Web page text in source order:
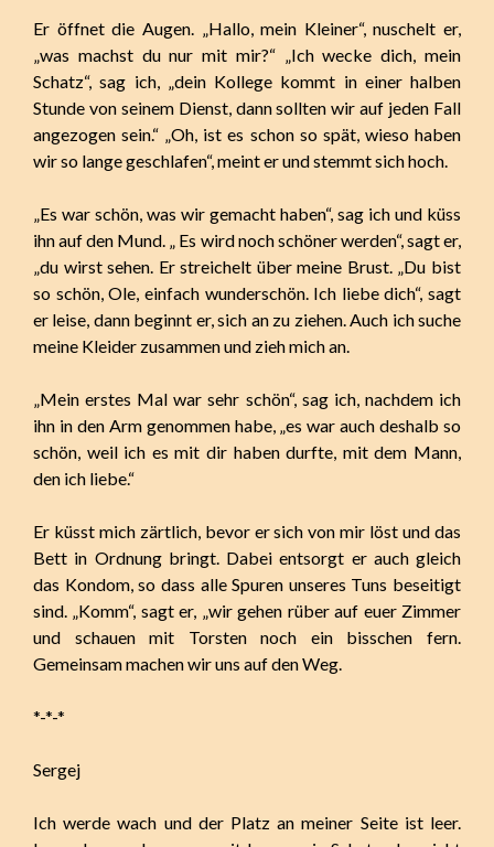
Er öffnet die Augen. „Hallo, mein Kleiner“, nuschelt er,
„was machst du nur mit mir?“ „Ich wecke dich, mein
Schatz“, sag ich, „dein Kollege kommt in einer halben
Stunde von seinem Dienst, dann sollten wir auf jeden Fall
angezogen sein.“ „Oh, ist es schon so spät, wieso haben
wir so lange geschlafen“, meint er und stemmt sich hoch.
„Es war schön, was wir gemacht haben“, sag ich und küss
ihn auf den Mund. „ Es wird noch schöner werden“, sagt er,
„du wirst sehen. Er streichelt über meine Brust. „Du bist
so schön, Ole, einfach wunderschön. Ich liebe dich“, sagt
er leise, dann beginnt er, sich an zu ziehen. Auch ich suche
meine Kleider zusammen und zieh mich an.
„Mein erstes Mal war sehr schön“, sag ich, nachdem ich
ihn in den Arm genommen habe, „es war auch deshalb so
schön, weil ich es mit dir haben durfte, mit dem Mann,
den ich liebe.“
Er küsst mich zärtlich, bevor er sich von mir löst und das
Bett in Ordnung bringt. Dabei entsorgt er auch gleich
das Kondom, so dass alle Spuren unseres Tuns beseitigt
sind. „Komm“, sagt er, „wir gehen rüber auf euer Zimmer
und schauen mit Torsten noch ein bisschen fern.
Gemeinsam machen wir uns auf den Weg.
*-*-*
Sergej
Ich werde wach und der Platz an meiner Seite ist leer.